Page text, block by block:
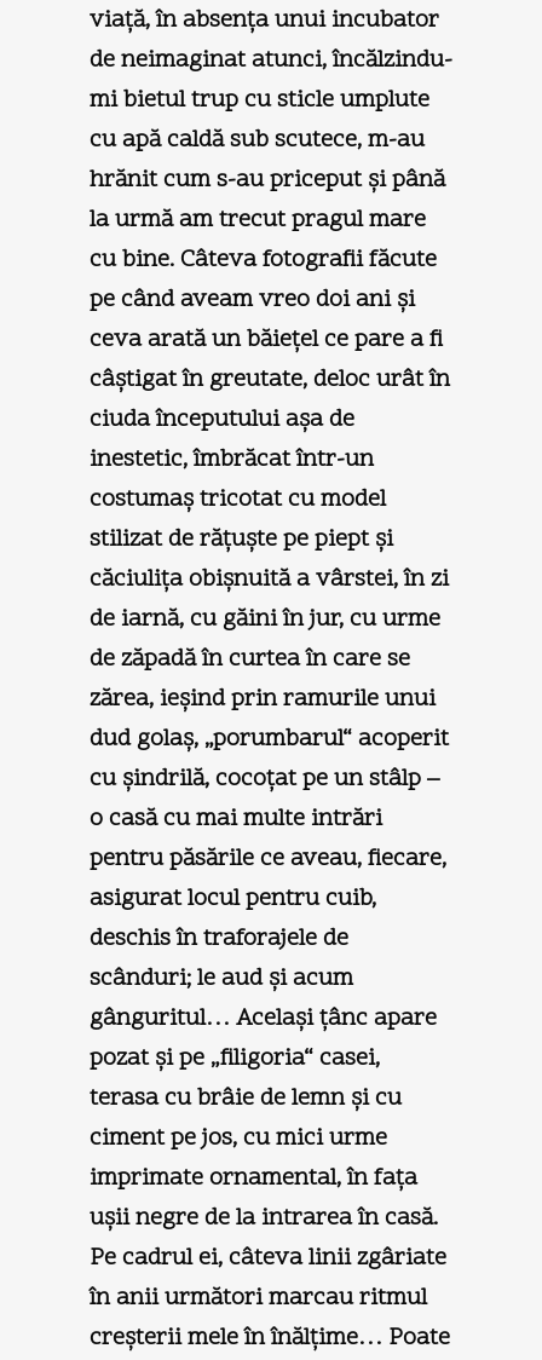
viaţă, în absenţa unui incubator
de neimaginat atunci, încălzindu-
mi bietul trup cu sticle umplute
cu apă caldă sub scutece, m-au
hrănit cum s-au priceput şi până
la urmă am trecut pragul mare
cu bine. Câteva fotografii făcute
pe când aveam vreo doi ani şi
ceva arată un băieţel ce pare a fi
câştigat în greutate, deloc urât în
ciuda începutului aşa de
inestetic, îmbrăcat într-un
costumaş tricotat cu model
stilizat de răţuşte pe piept şi
căciuliţa obişnuită a vârstei, în zi
de iarnă, cu găini în jur, cu urme
de zăpadă în curtea în care se
zărea, ieşind prin ramurile unui
dud golaş, „porumbarul“ acoperit
cu şindrilă, cocoţat pe un stâlp –
o casă cu mai multe intrări
pentru păsările ce aveau, fiecare,
asigurat locul pentru cuib,
deschis în traforajele de
scânduri; le aud şi acum
gânguritul… Acelaşi ţânc apare
pozat şi pe „filigoria“ casei,
terasa cu brâie de lemn şi cu
ciment pe jos, cu mici urme
imprimate ornamental, în faţa
uşii negre de la intrarea în casă.
Pe cadrul ei, câteva linii zgâriate
în anii următori marcau ritmul
creşterii mele în înălţime… Poate